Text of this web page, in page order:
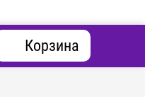
Корзина